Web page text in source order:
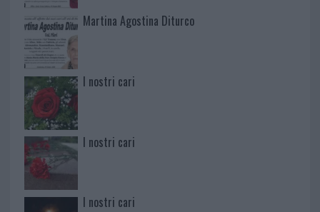
Martina Agostina Diturco
I nostri cari
I nostri cari
I nostri cari